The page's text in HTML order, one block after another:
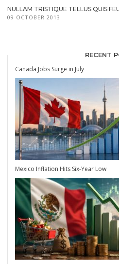
NULLAM TRISTIQUE TELLUS QUIS
09 OCTOBER 2013
RECENT
Canada Jobs Surge in July
Mexico Inflation Hits Six-Year Low